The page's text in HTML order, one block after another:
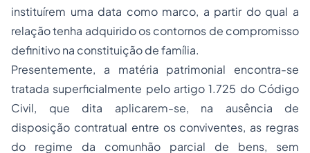
instituírem uma data como marco, a partir do qual a
relação tenha adquirido os contornos de compromisso
definitivo na constituição de família.
Presentemente, a matéria patrimonial encontra-se
tratada superficialmente pelo artigo 1.725 do Código
Civil, que dita aplicarem-se, na ausência de
disposição contratual entre os conviventes, as regras
do regime da comunhão parcial de bens, sem